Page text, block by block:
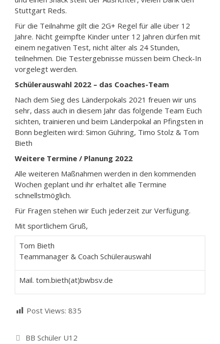
Stuttgart Reds.
Für die Teilnahme gilt die 2G+ Regel für alle über 12
Jahre. Nicht geimpfte Kinder unter 12 Jahren dürfen mit
einem negativen Test, nicht älter als 24 Stunden,
teilnehmen. Die Testergebnisse müssen beim Check-In
vorgelegt werden.
Schülerauswahl 2022 – das Coaches-Team
Nach dem Sieg des Länderpokals 2021 freuen wir uns
sehr, dass auch in diesem Jahr das folgende Team Euch
sichten, trainieren und beim Länderpokal an Pfingsten in
Bonn begleiten wird: Simon Gühring, Timo Stolz & Tom
Bieth
Weitere Termine / Planung 2022
Alle weiteren Maßnahmen werden in den kommenden
Wochen geplant und ihr erhaltet alle Termine
schnellstmöglich.
Für Fragen stehen wir Euch jederzeit zur Verfügung.
Mit sportlichem Gruß,
Tom Bieth
Teammanager & Coach Schülerauswahl
Mail. tom.bieth(at)bwbsv.de
Post Views: 835
Kategorien
BB Schüler U12